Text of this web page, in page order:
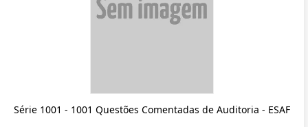
Série 1001 - 1001 Questões Comentadas de Auditoria - ESAF